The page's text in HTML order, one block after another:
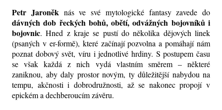
Petr Jaroněk nás ve své mytologické fantasy zavede do
dávných dob řeckých bohů, obětí, odvážných bojovníků i
bojovnic. Hned z kraje se pustí do několika dějových linek
(psaných v er-formě), které začínají pozvolna a pomáhají nám
poznat dobový svět, víru i jednotlivé hrdiny. S postupem času
se však každá z nich vydá vlastním směrem – některé
zaniknou, aby daly prostor novým, ty důležitější nabydou na
tempu, akčnosti i dobrodružnosti, až se nakonec propojí v
epickém a dechberoucím závěru.